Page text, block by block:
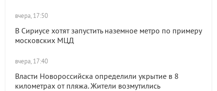
вчера, 17:50
В Сириусе хотят запустить наземное метро по примеру
московских МЦД
вчера, 17:40
Власти Новороссийска определили укрытие в 8
километрах от пляжа. Жители возмутились